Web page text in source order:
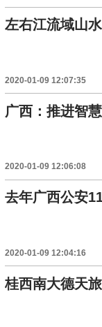
左右江流域山
2020-01-09 12:07:35
广西：推进智
2020-01-09 12:06:08
去年广西公安
2020-01-09 12:04:16
桂西南大德天